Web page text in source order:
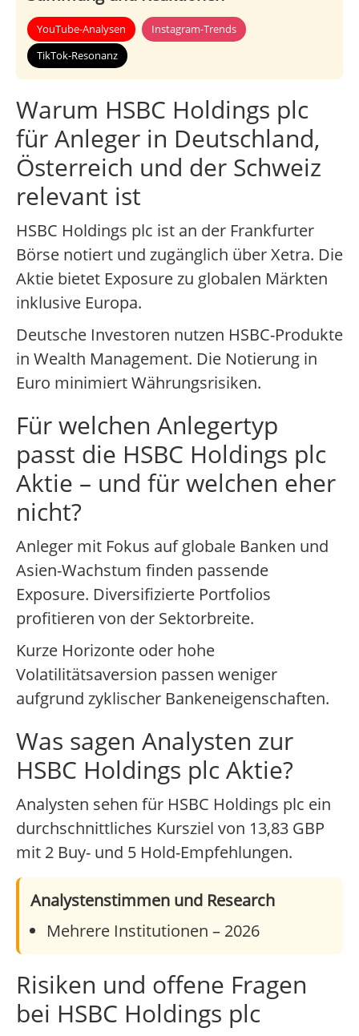
YouTube-Analysen
Instagram-Trends
TikTok-Resonanz
Warum HSBC Holdings plc
für Anleger in Deutschland,
Österreich und der Schweiz
relevant ist
HSBC Holdings plc ist an der Frankfurter
Börse notiert und zugänglich über Xetra. Die
Aktie bietet Exposure zu globalen Märkten
inklusive Europa.
Deutsche Investoren nutzen HSBC-Produkte
in Wealth Management. Die Notierung in
Euro minimiert Währungsrisiken.
Für welchen Anlegertyp
passt die HSBC Holdings plc
Aktie – und für welchen eher
nicht?
Anleger mit Fokus auf globale Banken und
Asien-Wachstum finden passende
Exposure. Diversifizierte Portfolios
profitieren von der Sektorbreite.
Kurze Horizonte oder hohe
Volatilitätsaversion passen weniger
aufgrund zyklischer Bankeneigenschaften.
Was sagen Analysten zur
HSBC Holdings plc Aktie?
Analysten sehen für HSBC Holdings plc ein
durchschnittliches Kursziel von 13,83 GBP
mit 2 Buy- und 5 Hold-Empfehlungen.
Analystenstimmen und Research
Mehrere Institutionen – 2026
Risiken und offene Fragen
bei HSBC Holdings plc